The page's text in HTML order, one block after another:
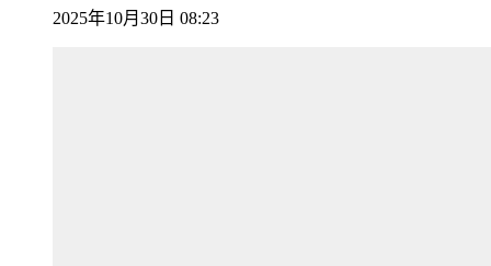
2025年10月30日 08:23